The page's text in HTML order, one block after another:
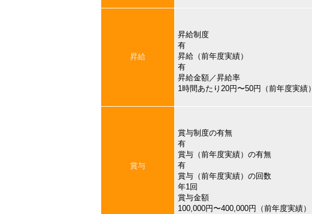
昇給
昇給制度
有
昇給（前年度実績）
有
昇給金額／昇給率
1時間あたり20円〜50円（前年度実績）
賞与
賞与制度の有無
有
賞与（前年度実績）の有無
有
賞与（前年度実績）の回数
年1回
賞与金額
100,000円〜400,000円（前年度実績）